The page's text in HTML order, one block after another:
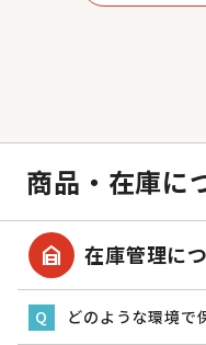
商品・在庫に
garage_home 在庫管理に
Q どのような環境で